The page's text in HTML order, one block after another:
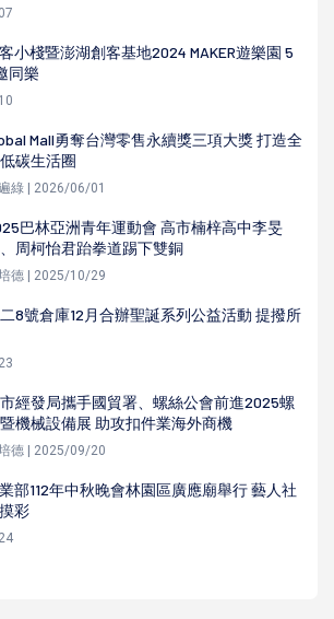
小棧暨澎湖創客基地2024 MAKER遊樂園 5
同樂
Mall勇奪台灣零售永續獎三項大獎 打造全
碳生活圈
綠 | 2026/06/01
巴林亞洲青年運動會 高市楠梓高中李旻
周柯怡君跆拳道踢下雙銅
德 | 2025/10/29
8號倉庫12月合辦聖誕系列公益活動 提撥所
經發局攜手國貿署、螺絲公會前進2025螺
機械設備展 助攻扣件業海外商機
德 | 2025/09/20
部112年中秋晚會林園區廣應廟舉行 藝人社
彩